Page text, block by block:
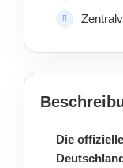
Die